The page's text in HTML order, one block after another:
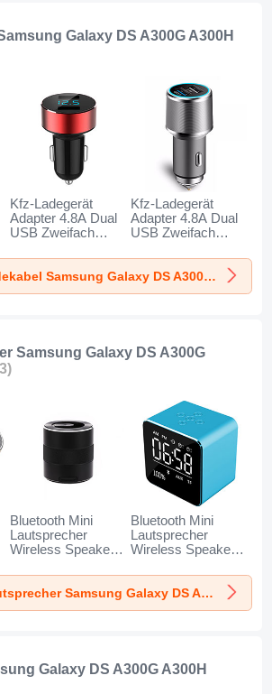
Galaxy DS A300G A300H
Kfz-Ladegerät
Adapter 4.8A Dual
USB Zweifach
Charge Universal
K07 für Samsung
Galaxy DS A300G
Kfz-Ladegerät
Adapter 4.8A Dual
USB Zweifach
Charge Universal
K08 für Samsung
Galaxy DS A300G
Mehr KFZ-Ladekabel Samsung Galaxy DS A300G A300H A300M
Samsung Galaxy DS A300G
Bluetooth Mini
Lautsprecher
Wireless Speaker
Samsung Galaxy
DS A300G A300H
A300M Schwarz
Bluetooth Mini
Lautsprecher
Wireless Speaker
Samsung Galaxy
DS A300G A300H
A300M Blau
Mehr Mini-Lautsprecher Samsung Galaxy DS A300G A300H A300M
Galaxy DS A300G A300H